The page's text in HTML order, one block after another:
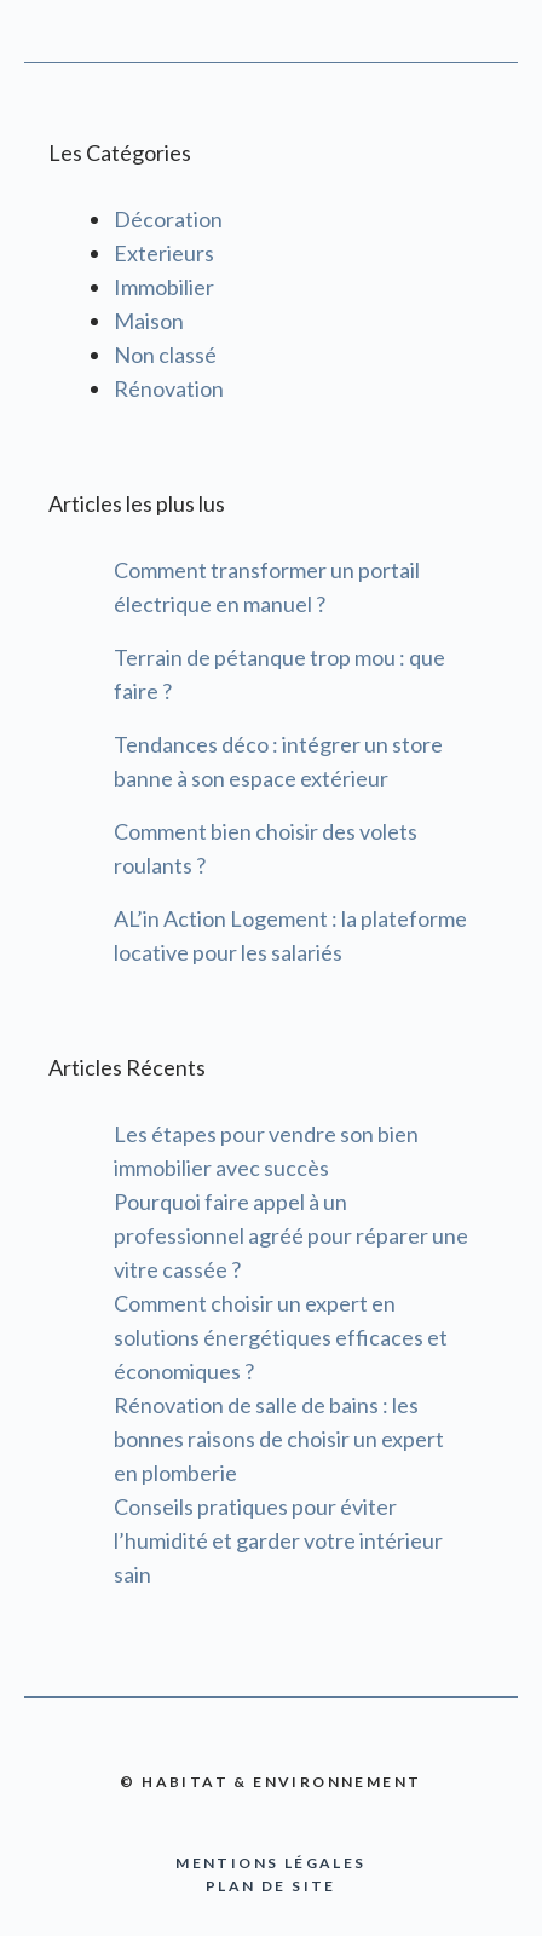
Les Catégories
Décoration
Exterieurs
Immobilier
Maison
Non classé
Rénovation
Articles les plus lus
Comment transformer un portail
électrique en manuel ?
Terrain de pétanque trop mou : que
faire ?
Tendances déco : intégrer un store
banne à son espace extérieur
Comment bien choisir des volets
roulants ?
AL’in Action Logement : la plateforme
locative pour les salariés
Articles Récents
Les étapes pour vendre son bien
immobilier avec succès
Pourquoi faire appel à un
professionnel agréé pour réparer une
vitre cassée ?
Comment choisir un expert en
solutions énergétiques efficaces et
économiques ?
Rénovation de salle de bains : les
bonnes raisons de choisir un expert
en plomberie
Conseils pratiques pour éviter
l’humidité et garder votre intérieur
sain
© HABITAT & ENVIRONNEMENT
MENTIONS LÉGALES
PLAN DE SITE